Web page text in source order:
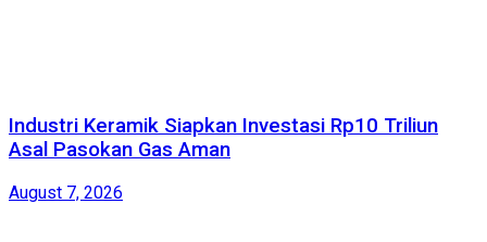
Industri Keramik Siapkan Investasi Rp10 Triliun
Asal Pasokan Gas Aman
August 7, 2026